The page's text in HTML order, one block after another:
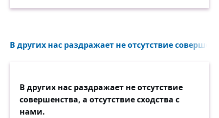
В других нас раздражает не отсутствие
В других нас раздражает не отсутствие
совершенства, а отсутствие сходства с
нами.